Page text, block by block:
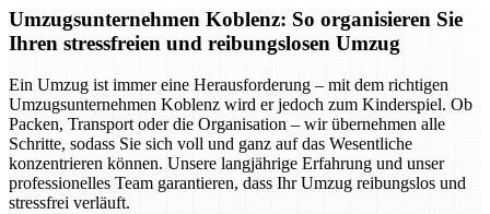
Umzugsunternehmen Koblenz: So organisieren Sie
Ihren stressfreien und reibungslosen Umzug
Ein Umzug ist immer eine Herausforderung – mit dem richtigen
Umzugsunternehmen Koblenz wird er jedoch zum Kinderspiel. Ob
Packen, Transport oder die Organisation – wir übernehmen alle
Schritte, sodass Sie sich voll und ganz auf das Wesentliche
konzentrieren können. Unsere langjährige Erfahrung und unser
professionelles Team garantieren, dass Ihr Umzug reibungslos und
stressfrei verläuft.